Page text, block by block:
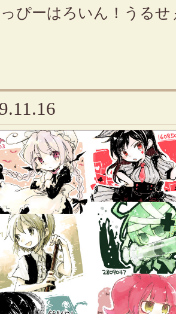
ぴーはろいん！うるせ